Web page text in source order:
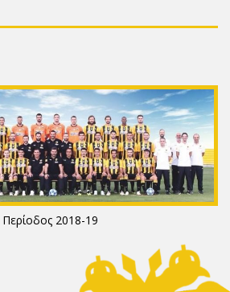
Περίοδος 2018-19